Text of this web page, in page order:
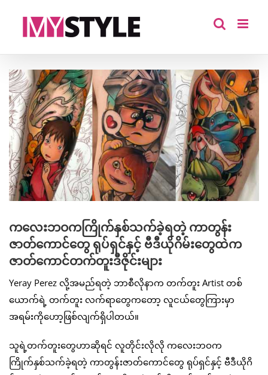
View
Larger
Image
ကလေးဘဝကကြိုက်နှစ်သက်ခဲ့ရတဲ့ ကာတွန်း
ဇာတ်ကောင်တွေ ရုပ်ရှင်နှင့် ဗီဒီယိုဂိမ်းတွေထဲက
ဇာတ်ကောင်တက်တူးဒီဇိုင်းများ
Yeray Perez လို့အမည်ရတဲ့ ဘာစီလိုနာက တက်တူး Artist တစ်
ယောက်ရဲ့ တက်တူး လက်ရာတွေကတော့ လူငယ်တွေကြားမှာ
အရမ်းကိုဟော့ဖြစ်လျက်ရှိပါတယ်။
သူရဲ့တက်တူးတွေဟာဆိုရင် လူတိုင်းလိုလို ကလေးဘဝက
ကြိုက်နှစ်သက်ခဲ့ရတဲ့ ကာတွန်းဇာတ်ကောင်တွေ ရုပ်ရှင်နှင့် ဗီဒီယိုဂိ